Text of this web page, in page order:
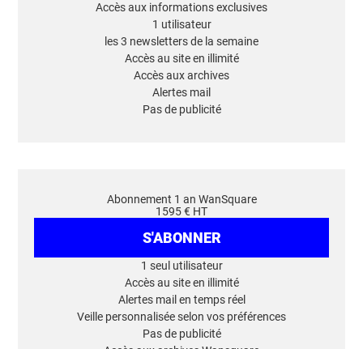
Accès aux informations exclusives
1 utilisateur
les 3 newsletters de la semaine
Accès au site en illimité
Accès aux archives
Alertes mail
Pas de publicité
Abonnement 1 an WanSquare
1595 € HT
S'ABONNER
1 seul utilisateur
Accès au site en illimité
Alertes mail en temps réel
Veille personnalisée selon vos préférences
Pas de publicité